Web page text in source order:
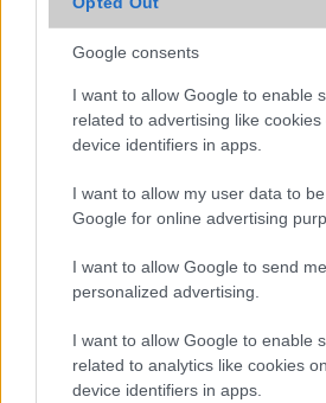
Google consents
I want to allow Google to enable
related to advertising like
device identifiers in apps.
I want to allow my user data to
Google for online advertising
I want to allow Google to send me
personalized advertising.
I want to allow Google to enable
related to analytics like cookies
device identifiers in apps.
Új és Használt GSM kiemelt